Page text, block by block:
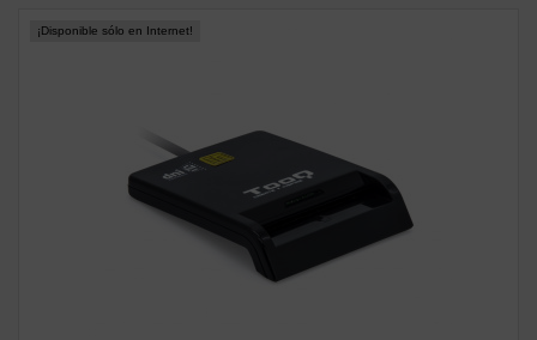
¡Disponible sólo en Internet!